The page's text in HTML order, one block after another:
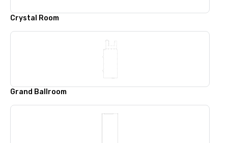
Crystal Room
Grand Ballroom